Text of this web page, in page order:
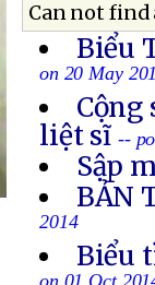
Can not
Biểu
on 20 May
Cộng
liệt sĩ --
Sập
BẢN
2014
Biểu